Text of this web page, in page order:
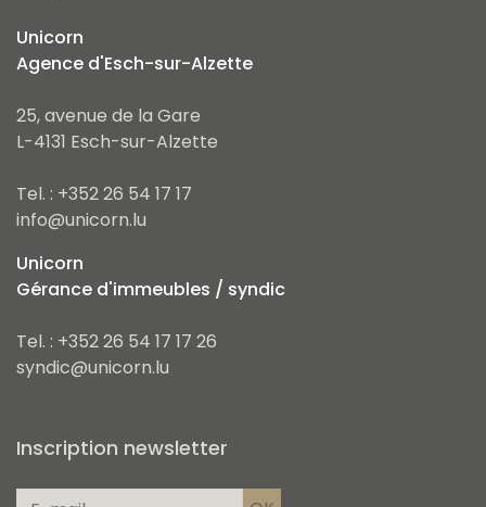
Unicorn
Agence d'Esch-sur-Alzette
25, avenue de la Gare
L-4131 Esch-sur-Alzette
Tel. : +352 26 54 17 17
info@unicorn.lu
Unicorn
Gérance d'immeubles / syndic
Tel. : +352 26 54 17 17 26
syndic@unicorn.lu
Inscription newsletter